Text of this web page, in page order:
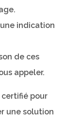
une indication
de ces
appeler.
pour
une solution